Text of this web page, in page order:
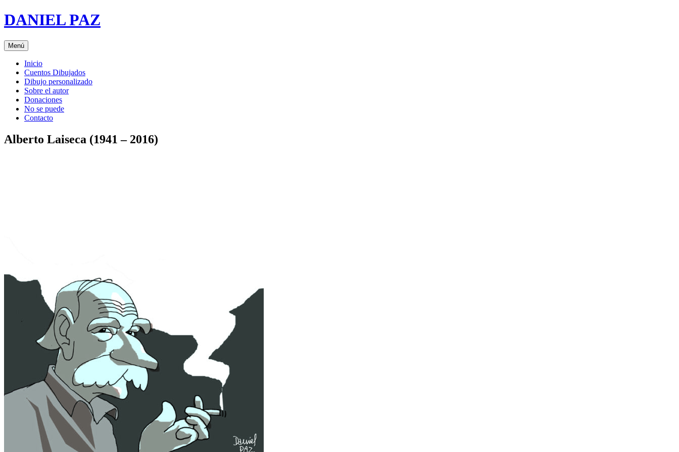
Saltar
al
DANIEL PAZ
Menú
Inicio
Cuentos Dibujados
Dibujo personalizado
Sobre el autor
Donaciones
No se puede
Contacto
Alberto Laiseca (1941 – 2016)